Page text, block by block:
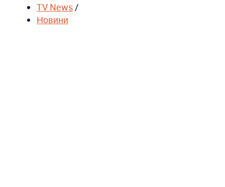
TV News/
Новини